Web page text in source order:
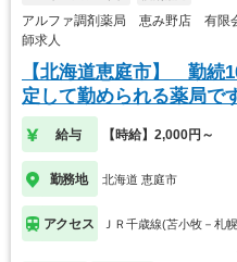
アルファ調剤薬局 恵み野店 有限
師求人
【北海道恵庭市】 勤続
定して勤められる薬局で
給与 【時給】2,000円～
勤務地 北海道 恵庭市
アクセス ＪＲ千歳線(苫小牧－札